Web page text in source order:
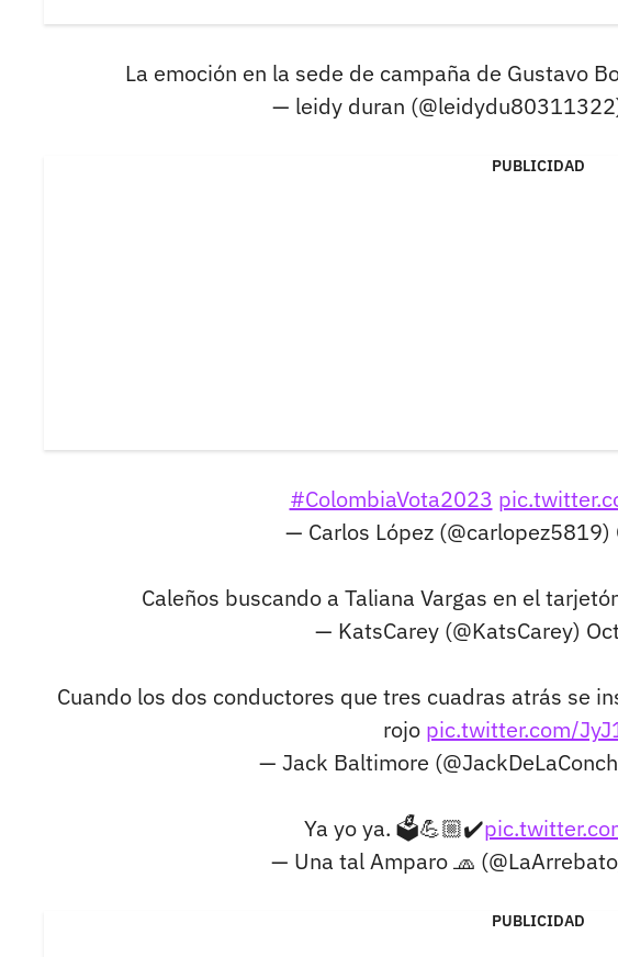
La emoción en la sede de campaña de Gustavo
— leidy duran
PUBLICIDAD
#ColombiaVota2023
— Carlos López (@carlopez5819)
Caleños buscando a Taliana Vargas en el
— KatsCarey (@KatsCarey)
Cuando los dos conductores que tres cuadras atrás se
rojo pic.twitter.com/
— Jack Baltimore
Ya yo ya. 🗳💪🏼✔️
— Una tal Amparo 🧢
PUBLICIDAD